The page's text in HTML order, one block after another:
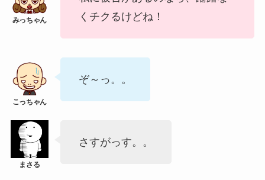
くチクるけどね！
ぞ～っ。。
さすがっす。。